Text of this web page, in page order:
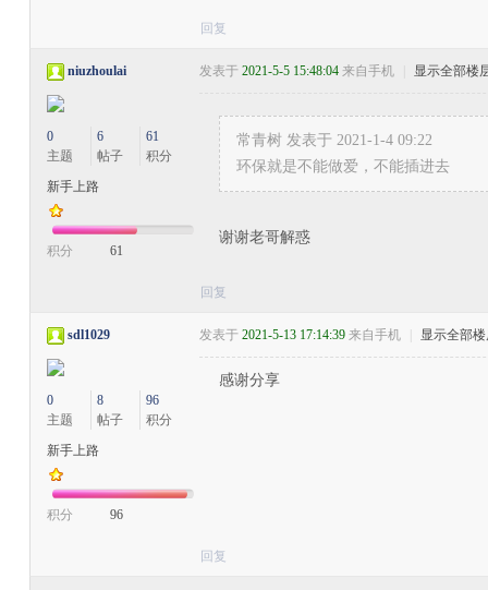
回复
niuzhoulai
0
主题
6
帖子
61
积分
新手上路
积分 61
发表于 2021-5-5 15:48:04 来自手机 显示全部楼
常青树 发表于 2021-1-4 09:22
环保就是不能做爱，不能插进去
谢谢老哥解惑
回复
sdl1029
0
主题
8
帖子
96
积分
新手上路
积分 96
发表于 2021-5-13 17:14:39 来自手机 显示全部
感谢分享
回复